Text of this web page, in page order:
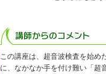
この講座は、超音波検査を始め
に、なかなか手を付け難い「超